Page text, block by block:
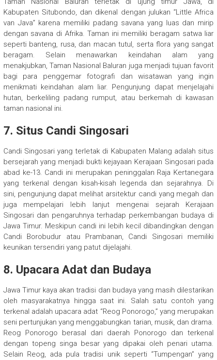
Kabupaten Situbondo, dan dikenal dengan julukan “Little Africa
van Java” karena memiliki padang savana yang luas dan mirip
dengan savana di Afrika. Taman ini memiliki beragam satwa liar
seperti banteng, rusa, dan macan tutul, serta flora yang sangat
beragam. Selain menawarkan keindahan alam yang
menakjubkan, Taman Nasional Baluran juga menjadi tujuan favorit
bagi para penggemar fotografi dan wisatawan yang ingin
menikmati keindahan alam liar. Pengunjung dapat menjelajahi
hutan, berkeliling padang rumput, atau berkemah di kawasan
taman nasional ini.
7. Situs Candi Singosari
Candi Singosari yang terletak di Kabupaten Malang adalah situs
bersejarah yang menjadi bukti kejayaan Kerajaan Singosari pada
abad ke-13. Candi ini merupakan peninggalan Raja Kertanegara
yang terkenal dengan kisah-kisah legenda dan sejarahnya. Di
sini, pengunjung dapat melihat arsitektur candi yang megah dan
juga mempelajari lebih lanjut mengenai sejarah Kerajaan
Singosari dan pengaruhnya terhadap perkembangan budaya di
Jawa Timur. Meskipun candi ini lebih kecil dibandingkan dengan
Candi Borobudur atau Prambanan, Candi Singosari memiliki
keunikan tersendiri yang patut dijelajahi.
8. Upacara Adat dan Budaya
Jawa Timur kaya akan tradisi dan budaya yang masih dilestarikan
oleh masyarakatnya hingga saat ini. Salah satu contoh yang
terkenal adalah upacara adat “Reog Ponorogo,” yang merupakan
seni pertunjukan yang menggabungkan tarian, musik, dan drama.
Reog Ponorogo berasal dari daerah Ponorogo dan terkenal
dengan topeng singa besar yang dipakai oleh penari utama.
Selain Reog, ada pula tradisi unik seperti “Tumpengan” yang